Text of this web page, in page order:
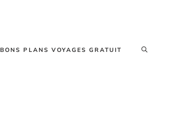
BONS PLANS VOYAGES GRATUIT